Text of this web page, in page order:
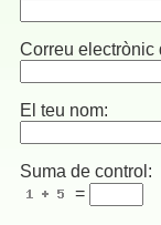
Correu electrònic
El teu nom:
Suma de control:
=